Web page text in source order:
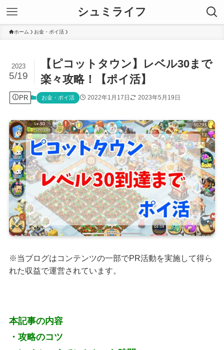
シュミライフ
ホーム お金・ポイ活
【ピコットタウン】レベル30まで
楽々攻略！【ポイ活】
2023
5/19
PR お金・ポイ活 2022年1月17日 2023年5月19日
※当ブログはコンテンツの一部でPR活動を実施して得ら
れた収益で運営されています。
本記事の内容
・攻略のコツ